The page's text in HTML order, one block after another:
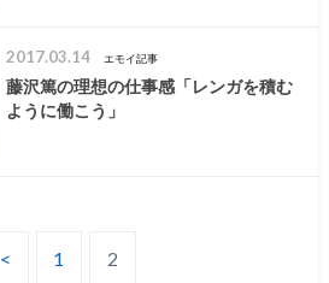
2017.03.14 エモイ記事
藤沢篤の理想の仕事感「レンガを積む
ように働こう」
< 1 2